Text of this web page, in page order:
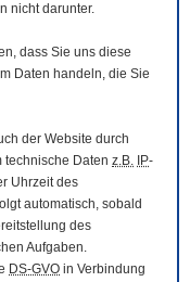
nicht darunter.
dass Sie uns diese
Daten handeln, die Sie
der Website durch
technische Daten z.B. IP-
Uhrzeit des
automatisch, sobald
des
Aufgaben.
DS-GVO in Verbindung